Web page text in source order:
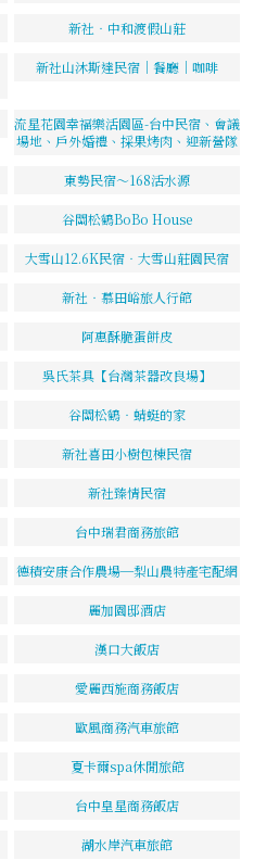
新社‧中和渡假山莊
新社山沐斯達民宿｜餐廳｜咖啡
流星花園幸福樂活園區-台中民宿、會議
場地、戶外婚禮、採果烤肉、迎新營隊
東勢民宿～168活水源
谷關松鶴BoBo House
大雪山12.6K民宿‧大雪山莊園民宿
新社‧慕田峪旅人行館
阿惠酥脆蛋餅皮
吳氏茶具【台灣茶器改良場】
谷關松鶴‧蜻蜓的家
新社喜田小樹包棟民宿
新社臻情民宿
台中瑞君商務旅館
德積安康合作農場─梨山農特產宅配網
麗加園邸酒店
漢口大飯店
愛麗西施商務飯店
歐風商務汽車旅館
夏卡爾spa休閒旅館
台中皇星商務飯店
湖水岸汽車旅館